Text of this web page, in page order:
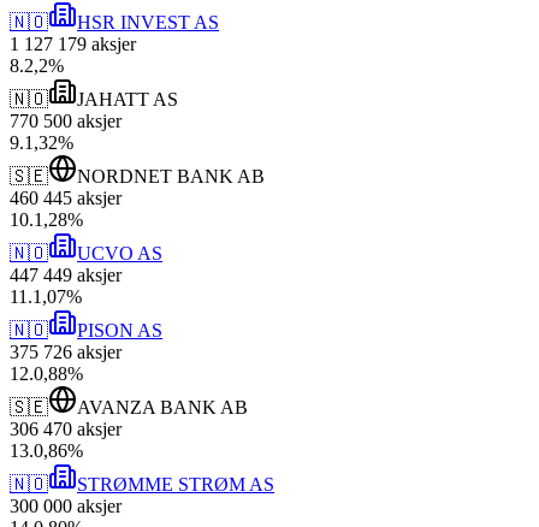
🇳🇴
HSR INVEST AS
1 127 179 aksjer
8.2,2%
🇳🇴
JAHATT AS
770 500 aksjer
9.1,32%
🇸🇪
NORDNET BANK AB
460 445 aksjer
10.1,28%
🇳🇴
UCVO AS
447 449 aksjer
11 .1,07%
🇳🇴
PISON AS
375 726 aksjer
12.0,88%
🇸🇪
AVANZA BANK AB
306 470 aksjer
13.0,86%
🇳🇴
STRØMME STRØM AS
300 000 aksjer